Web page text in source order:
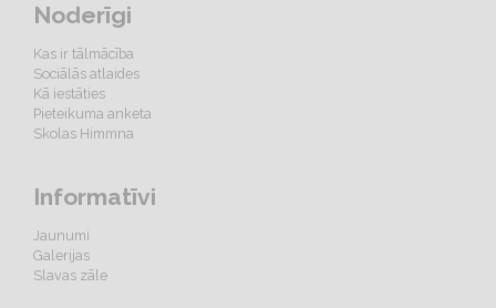
Noderīgi
Kas ir tālmācība
Sociālās atlaides
Kā iestāties
Pieteikuma anketa
Skolas Himmna
Informatīvi
Jaunumi
Galerijas
Slavas zāle